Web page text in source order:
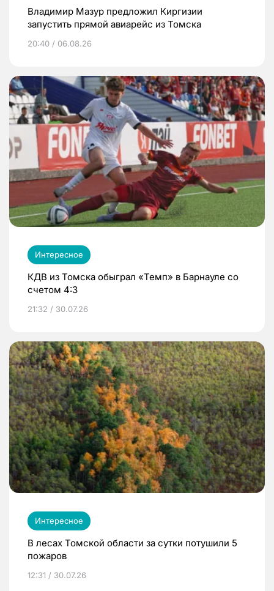
Владимир Мазур предложил Киргизии
запустить прямой авиарейс из Томска
20:40 / 06.08.26
Интересное
КДВ из Томска обыграл «Темп» в Барнауле со
счетом 4:3
21:32 / 30.07.26
Интересное
В лесах Томской области за сутки потушили 5
пожаров
12:31 / 30.07.26